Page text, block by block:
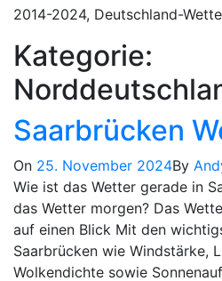
2014-2024, Deutschland-
Kategorie:
Saarbrücken
On 25. November 2024By
Wie ist das Wetter gerade in
das Wetter morgen? Das
auf einen Blick Mit den
Saarbrücken wie Windstärke,
Wolkendichte sowie